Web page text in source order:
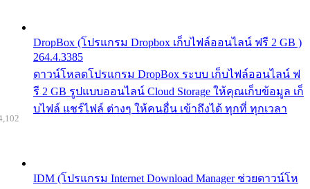
DropBox (โปรแกรม Dropbox เก็บไฟล์ออนไลน์ ฟรี 2 GB )
264.4.3385
ดาวน์โหลดโปรแกรม DropBox ระบบ เก็บไฟล์ออนไลน์ ฟ
รี 2 GB รูปแบบออนไลน์ Cloud Storage ให้คุณเก็บข้อมูล เก็
บไฟล์ แชร์ไฟล์ ต่างๆ ให้คนอื่น เข้าถึงได้ ทุกที่ ทุกเวลา
IDM (โปรแกรม Internet Download Manager ช่วยดาวน์โห